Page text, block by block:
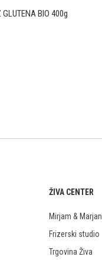
BIO 400g
ŽIVA CENTER
Mirjam & Marjan
Frizerski studio
Trgovina Živa